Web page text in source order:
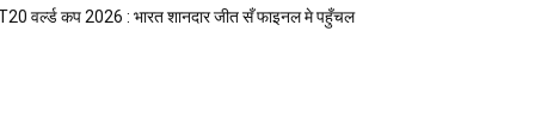
वर्ल्ड कप 2026 : भारत शानदार जीत सँ फाइनल मे पहुँचल